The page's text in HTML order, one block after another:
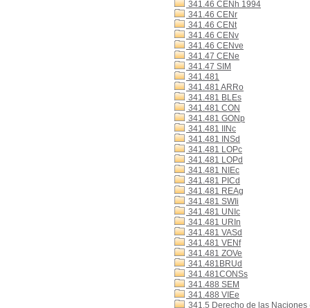
341.46 CENh 1994
341.46 CENr
341.46 CENt
341.46 CENv
341.46 CENve
341.47 CENe
341.47 SIM
341.481
341.481 ARRo
341.481 BLEs
341.481 CON
341.481 GONp
341.481 IINc
341.481 INSd
341.481 LOPc
341.481 LOPd
341.481 NIEc
341.481 PICd
341.481 REAg
341.481 SWIi
341.481 UNIc
341.481 URIn
341.481 VASd
341.481 VENf
341.481 ZOVe
341.481BRUd
341.481CONSs
341.488 SEM
341.488 VIEe
341.5 Derecho de las